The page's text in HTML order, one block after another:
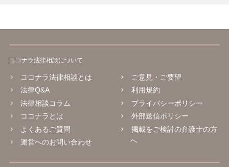
ココナラ法律相談について
ココナラ法律相談とは
法律Q&A
法律相談コラム
ココナラとは
よくあるご質問
運営へのお問い合わせ
ご意見・ご要望
利用規約
プライバシーポリシー
外部送信ポリシー
掲載をご検討の弁護士の方
へ